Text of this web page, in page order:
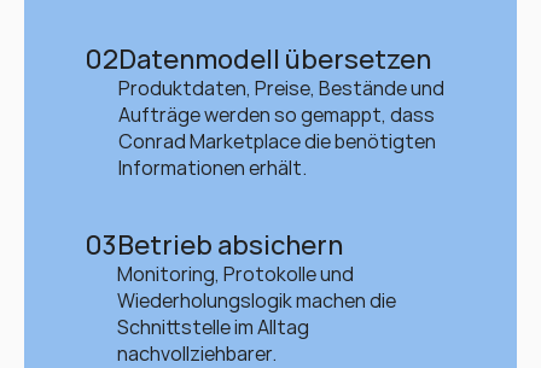
02Datenmodell übersetzen
Produktdaten, Preise, Bestände und
Aufträge werden so gemappt, dass
Conrad Marketplace die benötigten
Informationen erhält.
03Betrieb absichern
Monitoring, Protokolle und
Wiederholungslogik machen die
Schnittstelle im Alltag
nachvollziehbarer.